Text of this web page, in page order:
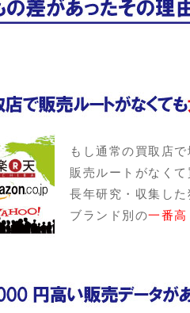
もし通常の買取店
販売ルートがなく
長年研究・収集した
ブランド別の一番高